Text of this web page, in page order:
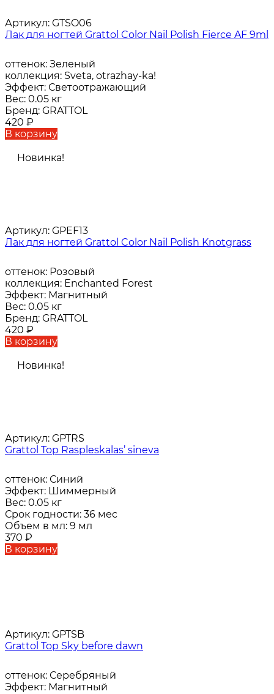
Артикул: GTSO06
Лак для ногтей Grattol Color Nail Polish Fierce AF 9ml
оттенок: Зеленый
коллекция: Sveta, otrazhay-ka!
Эффект: Светоотражающий
Вес: 0.05 кг
Бренд: GRATTOL
420 ₽
В корзину
Новинка!
Артикул: GPEF13
Лак для ногтей Grattol Color Nail Polish Knotgrass
оттенок: Розовый
коллекция: Enchanted Forest
Эффект: Магнитный
Вес: 0.05 кг
Бренд: GRATTOL
420 ₽
В корзину
Новинка!
Артикул: GPTRS
Grattol Top Raspleskalas’ sineva
оттенок: Синий
Эффект: Шиммерный
Вес: 0.05 кг
Срок годности: 36 мес
Объем в мл: 9 мл
370 ₽
В корзину
Артикул: GPTSB
Grattol Top Sky before dawn
оттенок: Серебряный
Эффект: Магнитный